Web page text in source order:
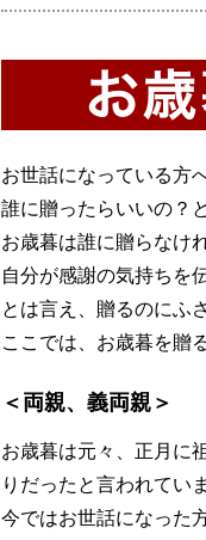
お世話になっている方
誰に贈ったらいいの？
お歳暮は誰に贈らなけ
自分が感謝の気持ちを
とは言え、贈るのにふ
ここでは、お歳暮を贈
＜両親、義両親＞
お歳暮は元々、正月に
りだったと言われてい
今ではお世話になった